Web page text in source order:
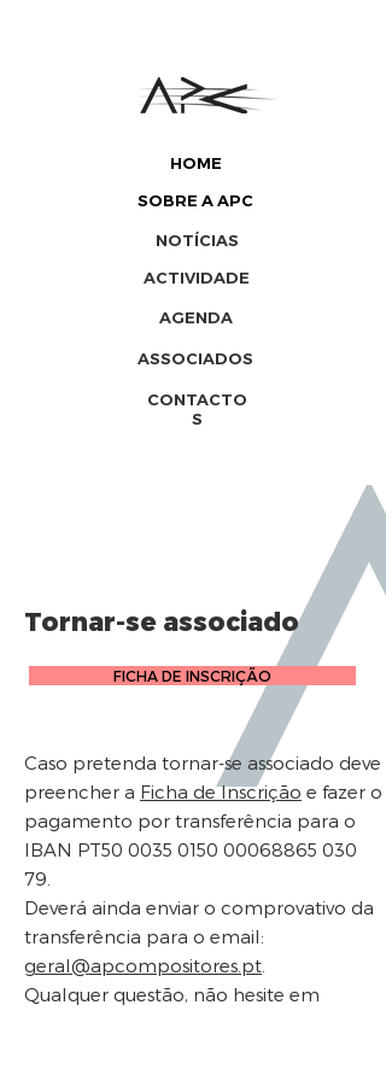
HOME
SOBRE A APC
ACTIVIDADE
NOTÍCIAS
AGENDA
ASSOCIADOS
CONTACTO
S
Tornar-se associado
FICHA DE INSCRIÇÃO
Caso pretenda tornar-se associado deve
preencher a Ficha de Inscrição e fazer o
pagamento por transferência para o
IBAN PT50 0035 0150 00068865 030
79.
Deverá ainda enviar o comprovativo da
transferência para o email:
geral@apcompositores.pt
Qualquer questão, não hesite em